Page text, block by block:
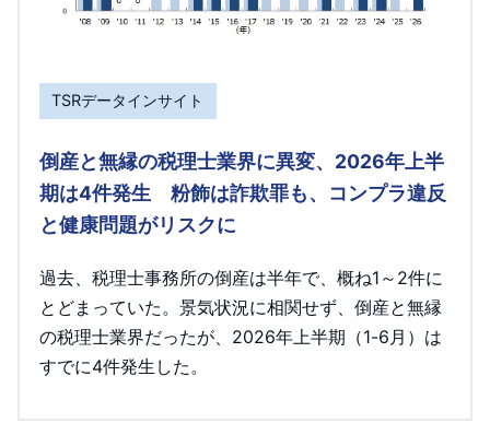
TSRデータインサイト
倒産と無縁の税理士業界に異変、2026年上半
期は4件発生 粉飾は詐欺罪も、コンプラ違反
と健康問題がリスクに
過去、税理士事務所の倒産は半年で、概ね1～2件に
とどまっていた。景気状況に相関せず、倒産と無縁
の税理士業界だったが、2026年上半期（1-6月）は
すでに4件発生した。